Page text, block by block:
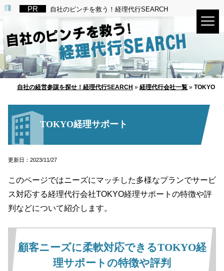
自社のピンチを救う！経理代行SEARCH
自社の経営参謀を探せ！経理代行SEARCH » 経理代行会社一覧» TOKYO経
TOKYO経理サポート
更新日：2023/11/27
このページではニーズにマッチした多様なプランでサービ
ス対応する経理代行会社TOKYO経理サポートの特徴や評
判などについて紹介します。
顧客ニーズに柔軟対応できるTOKYO経
理サポートの特徴や評判